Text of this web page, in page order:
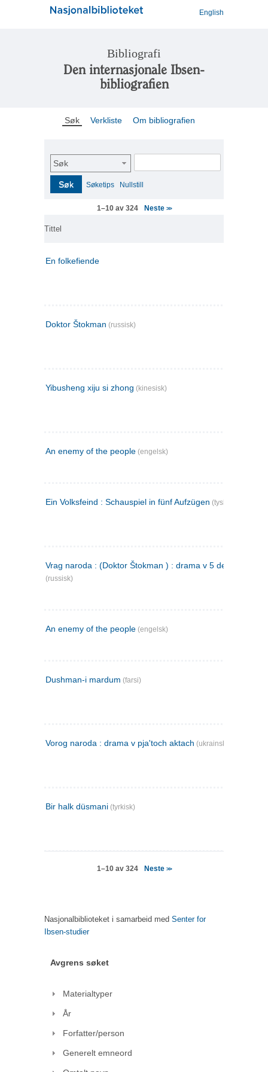
English
Bibliografi
Den internasjonale Ibsen-
bibliografien
Søk Verkliste Om bibliografien
Søk
Søk Søketips Nullstill
1–10 av 324 Neste >>
Tittel
En folkefiende
Doktor Štokman (russisk)
Yibusheng xiju si zhong (kinesisk)
An enemy of the people (engelsk)
Ein Volksfeind : Schauspiel in fünf Aufzügen (tysk)
Vrag naroda : (Doktor Štokman ) : drama v 5 dejstvijach
(russisk)
An enemy of the people (engelsk)
Dushman-i mardum (farsi)
Vorog naroda : drama v pja'toch aktach (ukrainsk)
Bir halk düsmani (tyrkisk)
1–10 av 324 Neste >>
Nasjonalbiblioteket i samarbeid med Senter for
Ibsen-studier
Avgrens søket
Materialtyper
År
Forfatter/person
Generelt emneord